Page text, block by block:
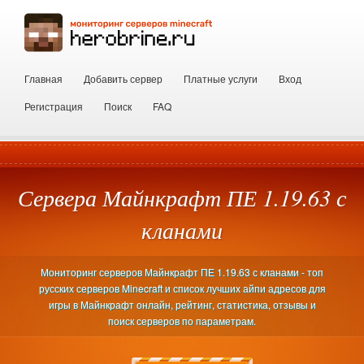
Главная Добавить сервер Платные услуги
Вход
Регистрация
Поиск FAQ
Сервера Майнкрафт ПЕ 1.19.63 с
кланами
Мониторинг серверов Майнкрафт ПЕ 1.19.63 с кланами - топ
русских серверов Minecraft и список лучших айпи адресов для
игры в Майнкрафт онлайн, рейтинг, статистика, отзывы и
поиск серверов по параметрам.